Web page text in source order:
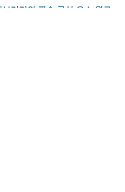
러리의 필수 구성 요소 완료
및 Salesforce Knowledge
사용할 수 있습니다.
리 지정
서는 업로드된 파일 및 참조
다고 가정합니다.
를 설정했다고 가정합니다.